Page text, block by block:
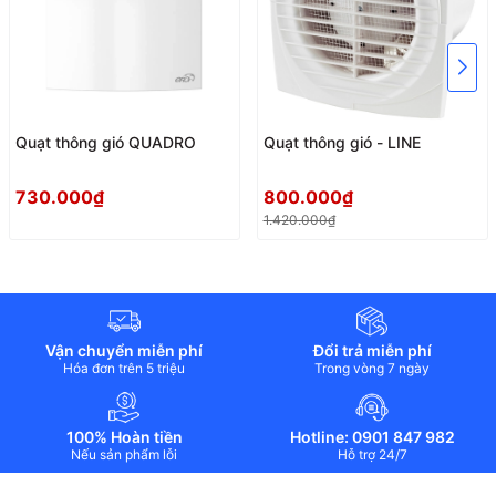
Quạt thông gió QUADRO
730.000₫
Quạt thông gió - LINE
800.000₫
1.420.000₫
Vận chuyển miễn phí
Hóa đơn trên 5 triệu
Đổi trả miễn phí
Trong vòng 7 ngày
100% Hoàn tiền
Nếu sản phẩm lỗi
Hotline: 0901 847 982
Hỗ trợ 24/7